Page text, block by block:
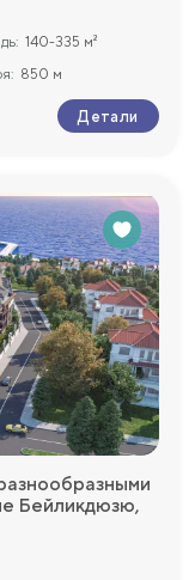
140-335 м²
850 м
Детали
Бейликдюзю,